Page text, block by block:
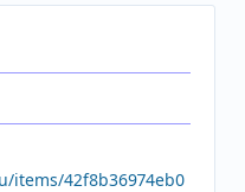
items/42f8b36974eb0